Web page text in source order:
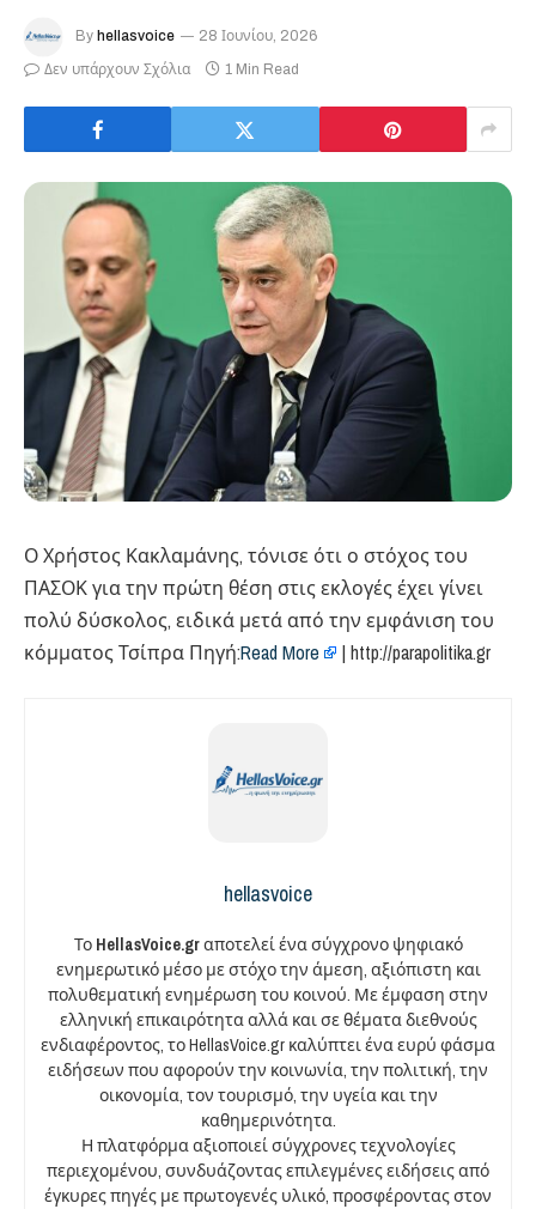
By hellasvoice
28 Ιουνίου, 2026
Δεν υπάρχουν Σχόλια
1 Min Read
Ο Χρήστος Κακλαμάνης, τόνισε ότι ο στόχος του
ΠΑΣΟΚ για την πρώτη θέση στις εκλογές έχει γίνει
πολύ δύσκολος, ειδικά μετά από την εμφάνιση του
κόμματος Τσίπρα Πηγή:Read More | http://parapolitika.gr
hellasvoice
Το HellasVoice.grαποτελεί ένα σύγχρονο ψηφιακό
ενημερωτικό μέσο με στόχο την άμεση, αξιόπιστη και
πολυθεματική ενημέρωση του κοινού. Με έμφαση στην
ελληνική επικαιρότητα αλλά και σε θέματα διεθνούς
ενδιαφέροντος, το HellasVoice.gr καλύπτει ένα ευρύ φάσμα
ειδήσεων που αφορούν την κοινωνία, την πολιτική, την
οικονομία, τον τουρισμό, την υγεία και την
καθημερινότητα.
Η πλατφόρμα αξιοποιεί σύγχρονες τεχνολογίες
περιεχομένου, συνδυάζοντας επιλεγμένες ειδήσεις από
έγκυρες πηγές με πρωτογενές υλικό, προσφέροντας στον